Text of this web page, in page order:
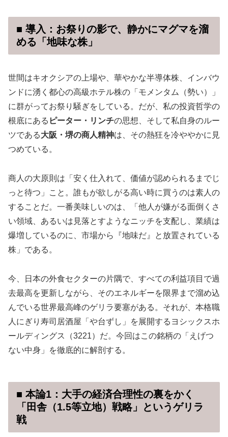
■ 導入：お祭りの影で、静かにマグマを溜
める「地味な株」
世間はキオクシアの上場や、華やかな半導体株、インバウ
ンドに湧く都心の高級ホテル株の「モメンタム（勢い）」
に群がってお祭り騒ぎをしている。だが、私の投資哲学の
根底にある ピーター・リンチの思想、そして私自身のルー
ツである大阪・堺の商人精神は、その熱狂を冷ややかに見
つめている。
商人の大原則は「安く仕入れて、価値が認められるまでじ
っと待つ」こと。誰もが欲しがる高い時に買うのは素人の
することだ。一番美味しいのは、「他人が嫌がる面倒くさ
い領域、あるいは見落とすようなニッチを支配し、業績は
爆増しているのに、市場から『地味だ』と放置されている
株」である。
今、日本の外食セクターの片隅で、すべての利益項目で過
去最高を更新しながら、そのエネルギーを限界まで溜め込
んでいる世界最高峰のゲリラ要塞がある。それが、本格職
人にぎり寿司居酒屋「や台ずし」を展開するヨシックスホ
ールディングス（3221）だ。今回はこの銘柄の「えげつ
ない中身」を徹底的に解剖する。
■ 本論1：大手の経済合理性の裏をかく
「田舎（1.5等立地）戦略」というゲリラ
戦